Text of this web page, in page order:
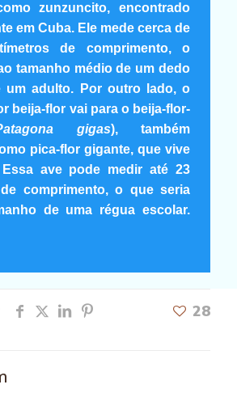
zunzuncito, encontrado
em Cuba. Ele mede cerca de
de comprimento, o
tamanho médio de um dedo
um adulto. Por outro lado, o
beija-flor vai para o beija-flor-
gigas), também
pica-flor gigante, que vive
ave pode medir até 23
comprimento, o que seria
de uma régua escolar.
28